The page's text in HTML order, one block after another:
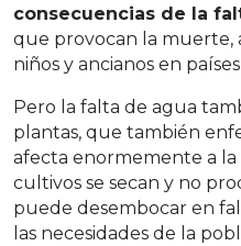
consecuencias de la
que provocan la muerte,
niños y ancianos en
Pero la falta de agua
plantas, que también
afecta enormemente a la
cultivos se secan y no
puede desembocar en
las necesidades de la